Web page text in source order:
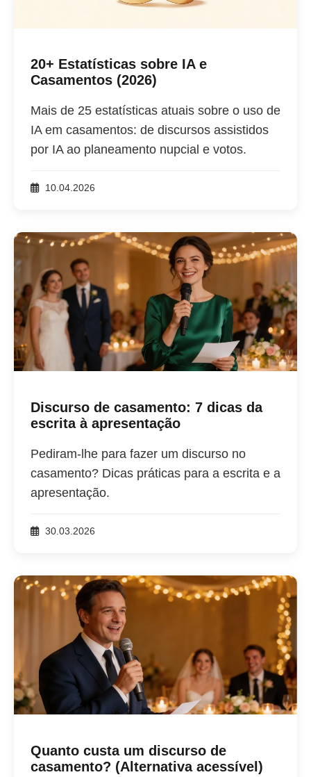
20+ Estatísticas sobre IA e
Casamentos (2026)
Mais de 25 estatísticas atuais sobre o uso de
IA em casamentos: de discursos assistidos
por IA ao planeamento nupcial e votos.
10.04.2026
Discurso de casamento: 7 dicas da
escrita à apresentação
Pediram-lhe para fazer um discurso no
casamento? Dicas práticas para a escrita e a
apresentação.
30.03.2026
Quanto custa um discurso de
casamento? (Alternativa acessível)